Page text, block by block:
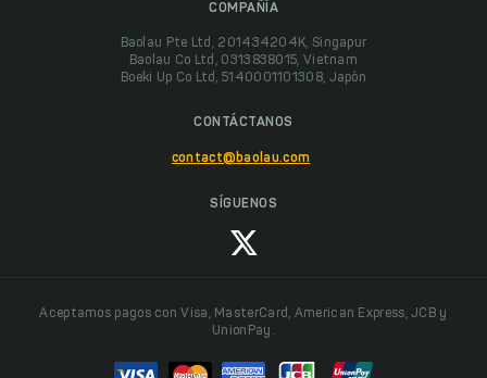
COMPAÑÍA
Baolau Pte Ltd, 201434204K, Singapur
Baolau Co Ltd, 0313838015, Vietnam
Boeki Up Co Ltd, 5140001101308, Japón
CONTÁCTANOS
contact@baolau.com
SÍGUENOS
Aceptamos pagos con Visa, MasterCard, American Express, JCB y
UnionPay.